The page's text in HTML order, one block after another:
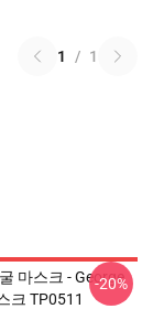
1 / 1
마스크 - George
크 TP0511
-20%